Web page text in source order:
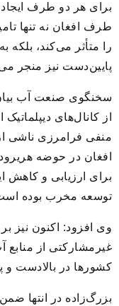
برای هر دو طرف
طرف افغان نه تنها
را متأثر می‌کند،
پایین‌دست نیز منجر
سخنگوی صنعت آب
از کانال‌های
منفی فرامرزی ناشی
افغان در حوضه
برای ارزیابی و کاهش
توسعه مخرب بوده
وی افزود: اکنون نیز
غیرمشارکتی از منابع
کشورها در بالادست
بزرگ‌زاده در انتها